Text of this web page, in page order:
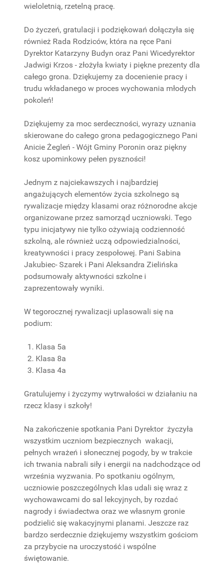
wieloletnią, rzetelną pracę.
Do życzeń, gratulacji i podziękowań dołączyła się
również Rada Rodziców, która na ręce Pani
Dyrektor Katarzyny Budyn oraz Pani Wicedyrektor
Jadwigi Krzos - złożyła kwiaty i piękne prezenty dla
całego grona. Dziękujemy za docenienie pracy i
trudu wkładanego w proces wychowania młodych
pokoleń!
Dziękujemy za moc serdeczności, wyrazy uznania
skierowane do całego grona pedagogicznego Pani
Anicie Żegleń - Wójt Gminy Poronin oraz piękny
kosz upominkowy pełen pyszności!
Jednym z najciekawszych i najbardziej
angażujących elementów życia szkolnego są
rywalizacje między klasami oraz różnorodne akcje
organizowane przez samorząd uczniowski. Tego
typu inicjatywy nie tylko ożywiają codzienność
szkolną, ale również uczą odpowiedzialności,
kreatywności i pracy zespołowej. Pani Sabina
Jakubiec- Szarek i Pani Aleksandra Zielińska
podsumowały aktywności szkolne i
zaprezentowały wyniki.
W tegorocznej rywalizacji uplasowali się na
podium:
Klasa 5a
Klasa 8a
Klasa 4a
Gratulujemy i życzymy wytrwałości w działaniu na
rzecz klasy i szkoły!
Na zakończenie spotkania Pani Dyrektor życzyła
wszystkim uczniom bezpiecznych wakacji,
pełnych wrażeń i słonecznej pogody, by w trakcie
ich trwania nabrali siły i energii na nadchodzące od
września wyzwania. Po spotkaniu ogólnym,
uczniowie poszczególnych klas udali się wraz z
wychowawcami do sal lekcyjnych, by rozdać
nagrody i świadectwa oraz we własnym gronie
podzielić się wakacyjnymi planami. Jeszcze raz
bardzo serdecznie dziękujemy wszystkim gościom
za przybycie na uroczystość i wspólne
świętowanie.